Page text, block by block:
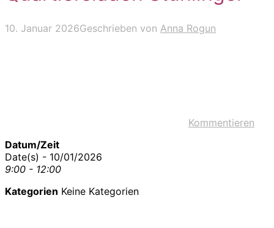
10. Januar 2026Geschrieben von Anna Rogun
Kommentieren
Datum/Zeit
Date(s) - 10/01/2026
9:00 - 12:00
Kategorien Keine Kategorien